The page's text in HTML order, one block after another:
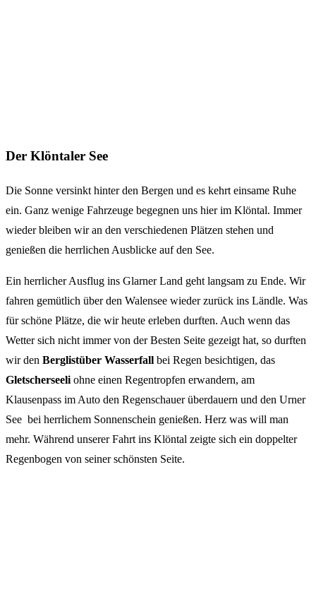
Der Klöntaler See
Die Sonne versinkt hinter den Bergen und es kehrt einsame Ruhe
ein. Ganz wenige Fahrzeuge begegnen uns hier im Klöntal. Immer
wieder bleiben wir an den verschiedenen Plätzen stehen und
genießen die herrlichen Ausblicke auf den See.
Ein herrlicher Ausflug ins Glarner Land geht langsam zu Ende. Wir
fahren gemütlich über den Walensee wieder zurück ins Ländle. Was
für schöne Plätze, die wir heute erleben durften. Auch wenn das
Wetter sich nicht immer von der Besten Seite gezeigt hat, so durften
wir den Berglistüber Wasserfall bei Regen besichtigen, das
Gletscherseeli ohne einen Regentropfen erwandern, am
Klausenpass im Auto den Regenschauer überdauern und den Urner
See bei herrlichem Sonnenschein genießen. Herz was will man
mehr. Während unserer Fahrt ins Klöntal zeigte sich ein doppelter
Regenbogen von seiner schönsten Seite.